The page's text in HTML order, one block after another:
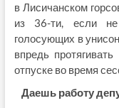
в Лисичанском
из 36-ти, если не
голосующих в
впредь
отпуске во время
Даешь работу